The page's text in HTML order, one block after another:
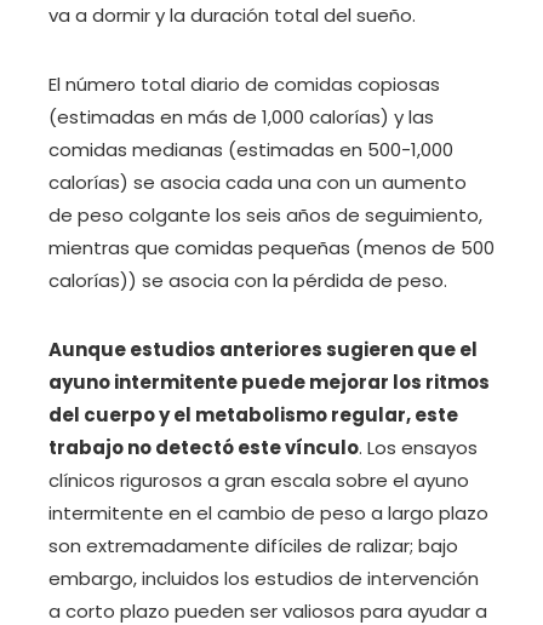
va a dormir y la duración total del sueño.
El número total diario de comidas copiosas
(estimadas en más de 1,000 calorías) y las
comidas medianas (estimadas en 500-1,000
calorías) se asocia cada una con un aumento
de peso colgante los seis años de seguimiento,
mientras que comidas pequeñas (menos de 500
calorías)) se asocia con la pérdida de peso.
Aunque estudios anteriores sugieren que el
ayuno intermitente puede mejorar los ritmos
del cuerpo y el metabolismo regular, este
trabajo no detectó este vínculo. Los ensayos
clínicos rigurosos a gran escala sobre el ayuno
intermitente en el cambio de peso a largo plazo
son extremadamente difíciles de ralizar; bajo
embargo, incluidos los estudios de intervención
a corto plazo pueden ser valiosos para ayudar a